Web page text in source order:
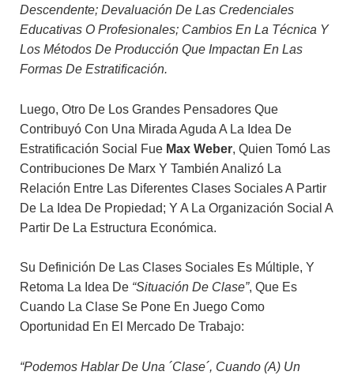
Descendente; Devaluación De Las Credenciales
Educativas O Profesionales; Cambios En La Técnica Y
Los Métodos De Producción Que Impactan En Las
Formas De Estratificación.
Luego, Otro De Los Grandes Pensadores Que
Contribuyó Con Una Mirada Aguda A La Idea De
Estratificación Social Fue Max Weber, Quien Tomó Las
Contribuciones De Marx Y También Analizó La
Relación Entre Las Diferentes Clases Sociales A Partir
De La Idea De Propiedad; Y A La Organización Social A
Partir De La Estructura Económica.
Su Definición De Las Clases Sociales Es Múltiple, Y
Retoma La Idea De “situación De Clase”, Que Es
Cuando La Clase Se Pone En Juego Como
Oportunidad En El Mercado De Trabajo:
“Podemos Hablar De Una ´clase´, Cuando (a) Un